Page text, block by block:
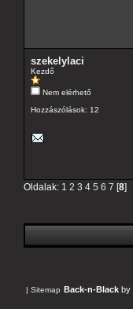
szekelylaci
Kezdő
Nem elérhető
Hozzászólások: 12
Oldalak: 1 2 3 4 5 6 7 [8]
| Sitemap Back-n-Black by